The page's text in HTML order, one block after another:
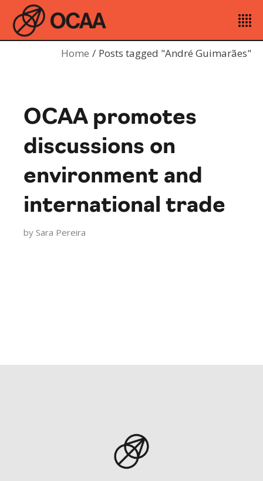
Home Posts tagged "André Guimarães"
OCAA promotes
discussions on
environment and
international trade
by Sara Pereira